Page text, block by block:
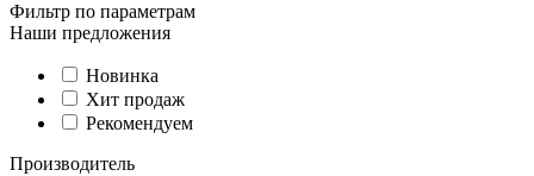
Фильтр по параметрам
Наши предложения
Новинка
Хит продаж
Рекомендуем
Производитель